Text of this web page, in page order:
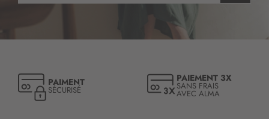
s
o
PAIMENT
SÉCURISÉ
PAIEMENT 3X
SANS FRAIS
AVEC ALMA